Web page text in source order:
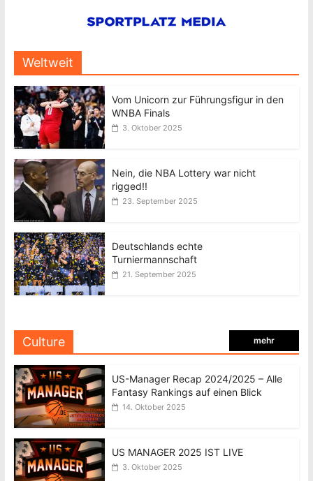
Weltweit
Vom Unicorn zur Führungsfigur in den
WNBA Finals
3. Oktober 2025
Nein, die NBA Lottery war nicht
rigged!!
23. September 2025
Deutschlands echte
Turniermannschaft
21. September 2025
Culture mehr
US-Manager Recap 2024/2025 – Alle
Fantasy Rankings auf einen Blick
14. Oktober 2025
US MANAGER 2025 IST LIVE
3. Oktober 2025